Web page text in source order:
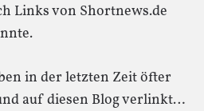
Links von Shortnews.de
in der letzten Zeit öfter
auf diesen Blog verlinkt…